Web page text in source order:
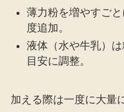
薄力粉を増やすご
度追加。
液体（水や牛乳）
目安に調整。
加える際は一度に大量